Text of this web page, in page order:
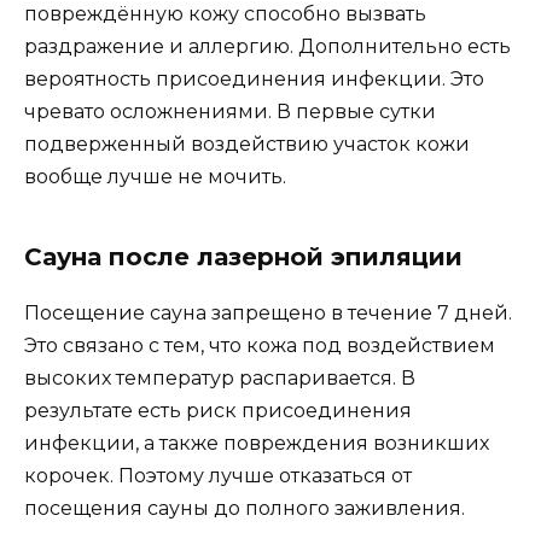
повреждённую кожу способно вызвать
раздражение и аллергию. Дополнительно есть
вероятность присоединения инфекции. Это
чревато осложнениями. В первые сутки
подверженный воздействию участок кожи
вообще лучше не мочить.
Сауна после лазерной эпиляции
Посещение сауна запрещено в течение 7 дней.
Это связано с тем, что кожа под воздействием
высоких температур распаривается. В
результате есть риск присоединения
инфекции, а также повреждения возникших
корочек. Поэтому лучше отказаться от
посещения сауны до полного заживления.